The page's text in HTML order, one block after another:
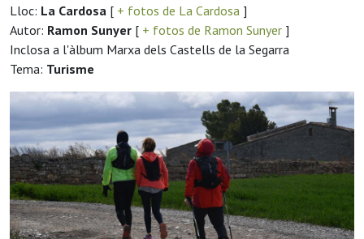
Lloc: La Cardosa [ + fotos de La Cardosa ]
Autor: Ramon Sunyer [ + fotos de Ramon Sunyer ]
Inclosa a l'àlbum Marxa dels Castells de la Segarra
Tema: Turisme